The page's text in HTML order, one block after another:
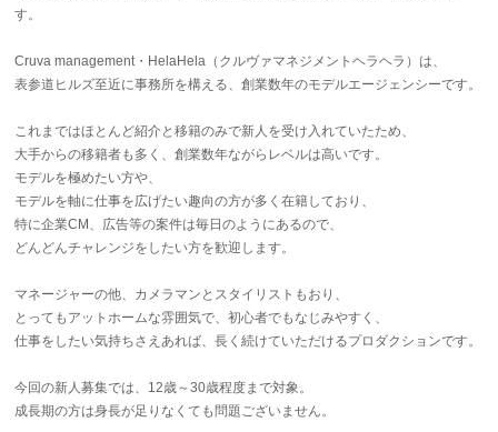
す。
Cruva management・HelaHela（クルヴァマネジメントヘラヘラ）は、
表参道ヒルズ至近に事務所を構える、創業数年のモデルエージェンシーです。
これまではほとんど紹介と移籍のみで新人を受け入れていたため、
大手からの移籍者も多く、創業数年ながらレベルは高いです。
モデルを極めたい方や、
モデルを軸に仕事を広げたい趣向の方が多く在籍しており、
特に企業CM、広告等の案件は毎日のようにあるので、
どんどんチャレンジをしたい方を歓迎します。
マネージャーの他、カメラマンとスタイリストもおり、
とってもアットホームな雰囲気で、初心者でもなじみやすく、
仕事をしたい気持ちさえあれば、長く続けていただけるプロダクションです。
今回の新人募集では、12歳～30歳程度まで対象。
成長期の方は身長が足りなくても問題ございません。